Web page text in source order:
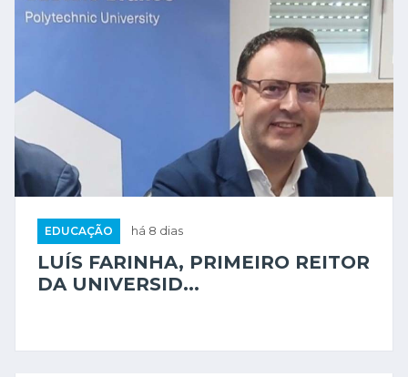
EDUCAÇÃO há 8 dias
LUÍS FARINHA, PRIMEIRO REITOR
DA UNIVERSID...